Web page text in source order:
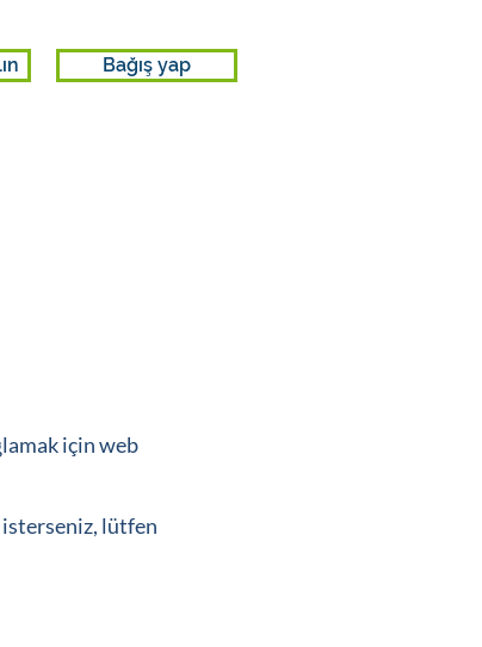
Bağış yap
için web
isterseniz, lütfen